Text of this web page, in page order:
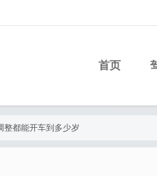
首页
整都能开车到多少岁